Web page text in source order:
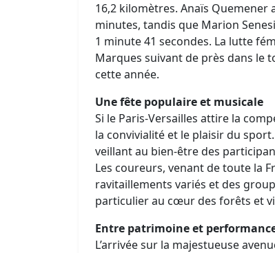
16,2 kilomètres. Anaïs Quemener
minutes, tandis que Marion
1 minute 41 secondes. La lutte
Marques suivant de près dans le
cette année.
Une fête populaire et musicale
Si le Paris-Versailles attire la
la convivialité et le plaisir du
veillant au bien-être des
Les coureurs, venant de toute la
ravitaillements variés et des
particulier au cœur des forêts et
Entre patrimoine et
L’arrivée sur la majestueuse